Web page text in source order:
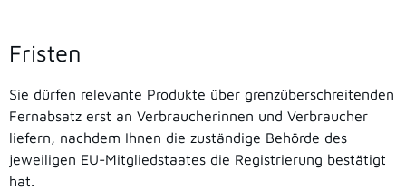
Fristen
Sie dürfen relevante Produkte über grenzüberschreitenden
Fernabsatz erst an Verbraucherinnen und Verbraucher
liefern, nachdem Ihnen die zuständige Behörde des
jeweiligen EU-Mitgliedstaates die Registrierung bestätigt
hat.